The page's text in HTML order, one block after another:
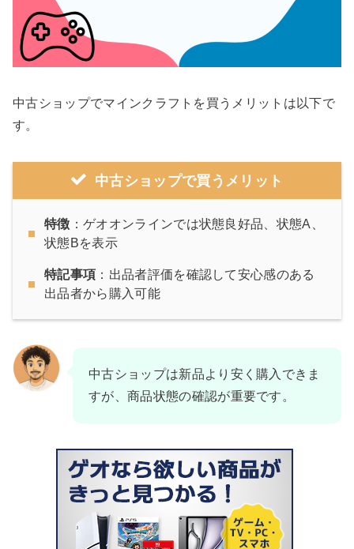
中古ショップでマインクラフトを買うメリットは以下で
す。
中古ショップで買うメリット
特徴 ：ゲオオンラインでは状態良好品、状態A、
状態Bを表示
特記事項 ：出品者評価を確認して安心感のある
出品者から購入可能
中古ショップは新品より安く購入できま
すが、商品状態の確認が重要です。